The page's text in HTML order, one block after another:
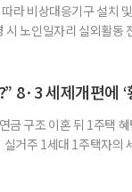
라 비상대응기구 설치
시 노인일자리 실외활동
심각)가 발령된 이후에
8·3 세제개편에
금 구조 이혼 뒤 1주택
거주 1세대 1주택자의